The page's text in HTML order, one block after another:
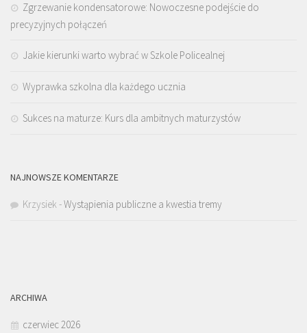
Zgrzewanie kondensatorowe: Nowoczesne podejście do
precyzyjnych połączeń
Jakie kierunki warto wybrać w Szkole Policealnej
Wyprawka szkolna dla każdego ucznia
Sukces na maturze: Kurs dla ambitnych maturzystów
NAJNOWSZE KOMENTARZE
Krzysiek-Wystąpienia publiczne a kwestia tremy
ARCHIWA
czerwiec 2026